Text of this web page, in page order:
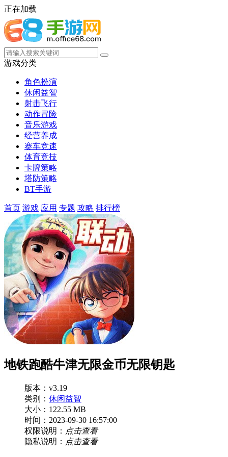
正在加载
游戏分类
角色扮演
休闲益智
射击飞行
动作冒险
音乐游戏
经营养成
赛车竞速
体育竞技
卡牌策略
塔防策略
BT手游
首页 游戏 应用 专题 攻略 排行榜
地铁跑酷牛津无限金币无限钥匙
版本：v3.19
类别： 休闲益智
大小：122.55 MB
时间：2023-09-30 16:57:00
权限说明： 点击查看
隐私说明： 点击查看